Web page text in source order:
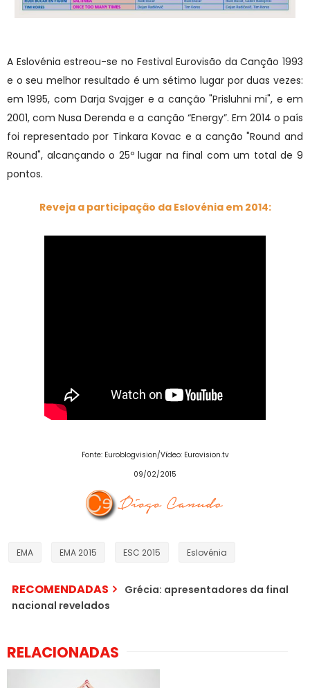
A Eslovénia estreou-se no Festival Eurovisão da Canção 1993
e o seu melhor resultado é um sétimo lugar por duas vezes:
em 1995, com Darja Svajger e a canção "Prisluhni mi", e em
2001, com Nusa Derenda e a canção “Energy”. Em 2014 o país
foi representado por Tinkara Kovac e a canção "Round and
Round", alcançando o 25º lugar na final com um total de 9
pontos.
Reveja a participação da Eslovénia em 2014:
Fonte: Euroblogvision/Vídeo: Eurovision.tv
09/02/2015
EMA EMA 2015 ESC 2015 Eslovénia
RECOMENDADAS
Grécia: apresentadores da final
nacional revelados
RELACIONADAS